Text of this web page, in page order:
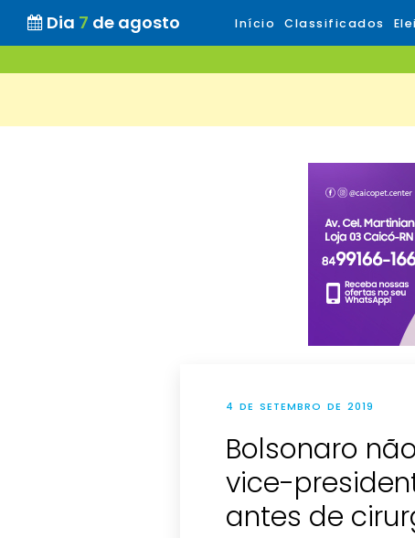
Dia 7 de agosto Início Classificados
4 DE SETEMBRO DE 2019
Bolsonaro
vice-
antes de